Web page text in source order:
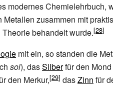
modernes Chemielehrbuch,
zusammen mit
behandelt wurde.
mit ein, so standen die
sol), dasSilberfür den
den Merkur, dasZinn für